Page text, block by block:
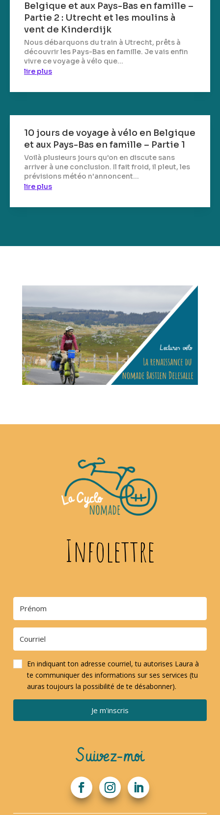
Belgique et aux Pays-Bas en famille –
Partie 2 : Utrecht et les moulins à
vent de Kinderdijk
Nous débarquons du train à Utrecht, prêts à
découvrir les Pays-Bas en famille. Je vais enfin
vivre ce voyage à vélo que...
lire plus
10 jours de voyage à vélo en Belgique
et aux Pays-Bas en famille – Partie 1
Voilà plusieurs jours qu'on en discute sans
arriver à une conclusion. Il fait froid, il pleut, les
prévisions météo n'annoncent...
lire plus
Infolettre
En indiquant ton adresse courriel, tu autorises Laura à
te communiquer des informations sur ses services (tu
auras toujours la possibilité de te désabonner).
Je m'inscris
Suivez-moi